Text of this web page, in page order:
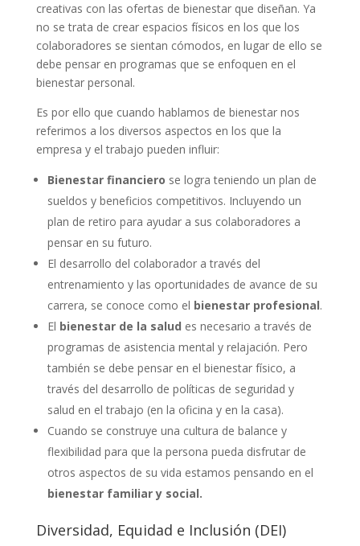
creativas con las ofertas de bienestar que diseñan. Ya
no se trata de crear espacios físicos en los que los
colaboradores se sientan cómodos, en lugar de ello se
debe pensar en programas que se enfoquen en el
bienestar personal.
Es por ello que cuando hablamos de bienestar nos
referimos a los diversos aspectos en los que la
empresa y el trabajo pueden influir:
Bienestar financiero se logra teniendo un plan de
sueldos y beneficios competitivos. Incluyendo un
plan de retiro para ayudar a sus colaboradores a
pensar en su futuro.
El desarrollo del colaborador a través del
entrenamiento y las oportunidades de avance de su
carrera, se conoce como el bienestar profesional.
El bienestar de la salud es necesario a través de
programas de asistencia mental y relajación. Pero
también se debe pensar en el bienestar físico, a
través del desarrollo de políticas de seguridad y
salud en el trabajo (en la oficina y en la casa).
Cuando se construye una cultura de balance y
flexibilidad para que la persona pueda disfrutar de
otros aspectos de su vida estamos pensando en el
bienestar familiar y social.
Diversidad, Equidad e Inclusión (DEI)